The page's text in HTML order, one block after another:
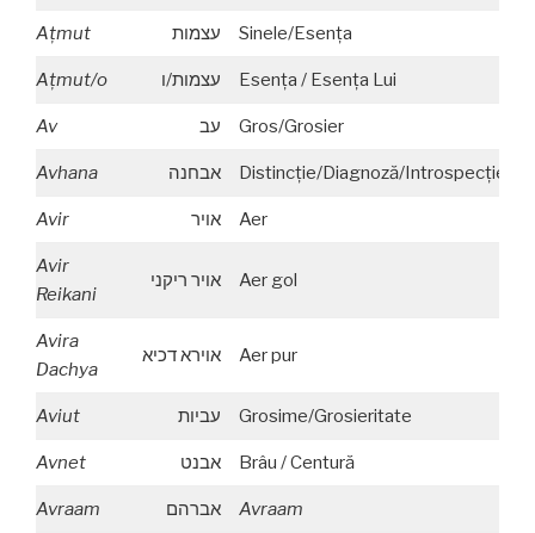
Aţmut עצמות Sinele/Esenţa
Aţmut/o עצמות/ו Esenţa / Esenţa Lui
Av עב Gros/Grosier
Avhana אבחנה Distincţie/Diagnoză/Introspecţie
Avir אויר Aer
Avir
Reikani
אויר ריקני Aer gol
Avira
Dachya
אוירא דכיא Aer pur
Aviut עביות Grosime/Grosieritate
Avnet אבנט Brâu / Centură
Avraam אברהם Avraam